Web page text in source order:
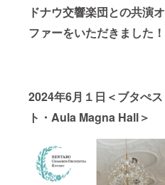
ドナウ交響楽団との共演オ
ファーをいただきました！
2024年6月１日＜ブタぺス
ト・Aula Magna Hall＞